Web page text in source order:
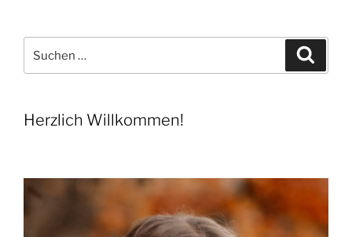
nach:
Herzlich Willkommen!